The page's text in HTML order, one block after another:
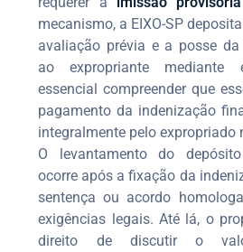
mecanismo, a EIXO-SP
avaliação prévia e a posse
ao expropriante mediante
essencial compreender que
pagamento da indenização
integralmente pelo expropriado
O levantamento do
ocorre após a fixação da
sentença ou acordo
exigências legais. Até lá, o
direito de discutir o